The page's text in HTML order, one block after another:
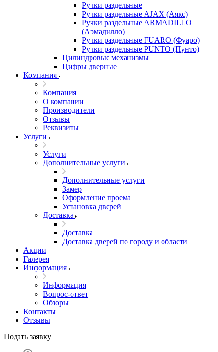
Ручки раздельные
Ручки раздельные AJAX (Аякс)
Ручки раздельные ARMADILLO
(Армадилло)
Ручки раздельные FUARO (Фуаро)
Ручки раздельные PUNTO (Пунто)
Цилиндровые механизмы
Цифры дверные
Компания
Компания
О компании
Производители
Отзывы
Реквизиты
Услуги
Услуги
Дополнительные услуги
Дополнительные услуги
Замер
Оформление проема
Установка дверей
Доставка
Доставка
Доставка дверей по городу и области
Акции
Галерея
Информация
Информация
Вопрос-ответ
Обзоры
Контакты
Отзывы
Подать заявку